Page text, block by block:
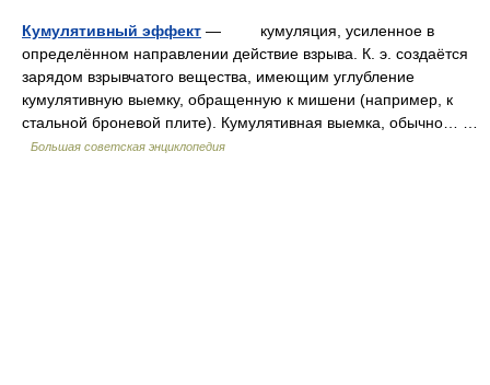
Кумулятивный эффект — кумуляция, усиленное в
определённом направлении действие взрыва. К. э. создаётся
зарядом взрывчатого вещества, имеющим углубление
кумулятивную выемку, обращенную к мишени (например, к
стальной броневой плите). Кумулятивная выемка, обычно… …
Большая советская энциклопедия